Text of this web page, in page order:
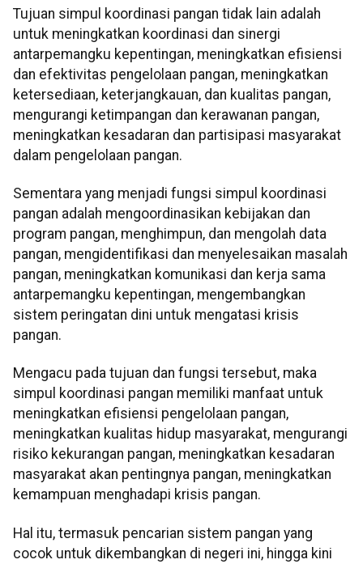
Tujuan simpul koordinasi pangan tidak lain adalah
untuk meningkatkan koordinasi dan sinergi
antarpemangku kepentingan, meningkatkan efisiensi
dan efektivitas pengelolaan pangan, meningkatkan
ketersediaan, keterjangkauan, dan kualitas pangan,
mengurangi ketimpangan dan kerawanan pangan,
meningkatkan kesadaran dan partisipasi masyarakat
dalam pengelolaan pangan.
Sementara yang menjadi fungsi simpul koordinasi
pangan adalah mengoordinasikan kebijakan dan
program pangan, menghimpun, dan mengolah data
pangan, mengidentifikasi dan menyelesaikan masalah
pangan, meningkatkan komunikasi dan kerja sama
antarpemangku kepentingan, mengembangkan
sistem peringatan dini untuk mengatasi krisis
pangan.
Mengacu pada tujuan dan fungsi tersebut, maka
simpul koordinasi pangan memiliki manfaat untuk
meningkatkan efisiensi pengelolaan pangan,
meningkatkan kualitas hidup masyarakat, mengurangi
risiko kekurangan pangan, meningkatkan kesadaran
masyarakat akan pentingnya pangan, meningkatkan
kemampuan menghadapi krisis pangan.
Hal itu, termasuk pencarian sistem pangan yang
cocok untuk dikembangkan di negeri ini, hingga kini